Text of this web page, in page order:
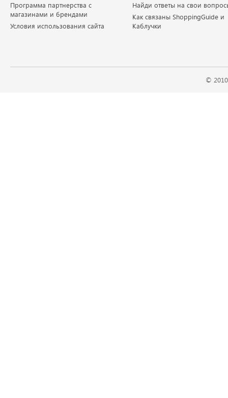
Программа партнерства с
магазинами и брендами
Условия использования сайта
Найди ответы на свои
Как связаны ShoppingGuide и
Каблучки
©